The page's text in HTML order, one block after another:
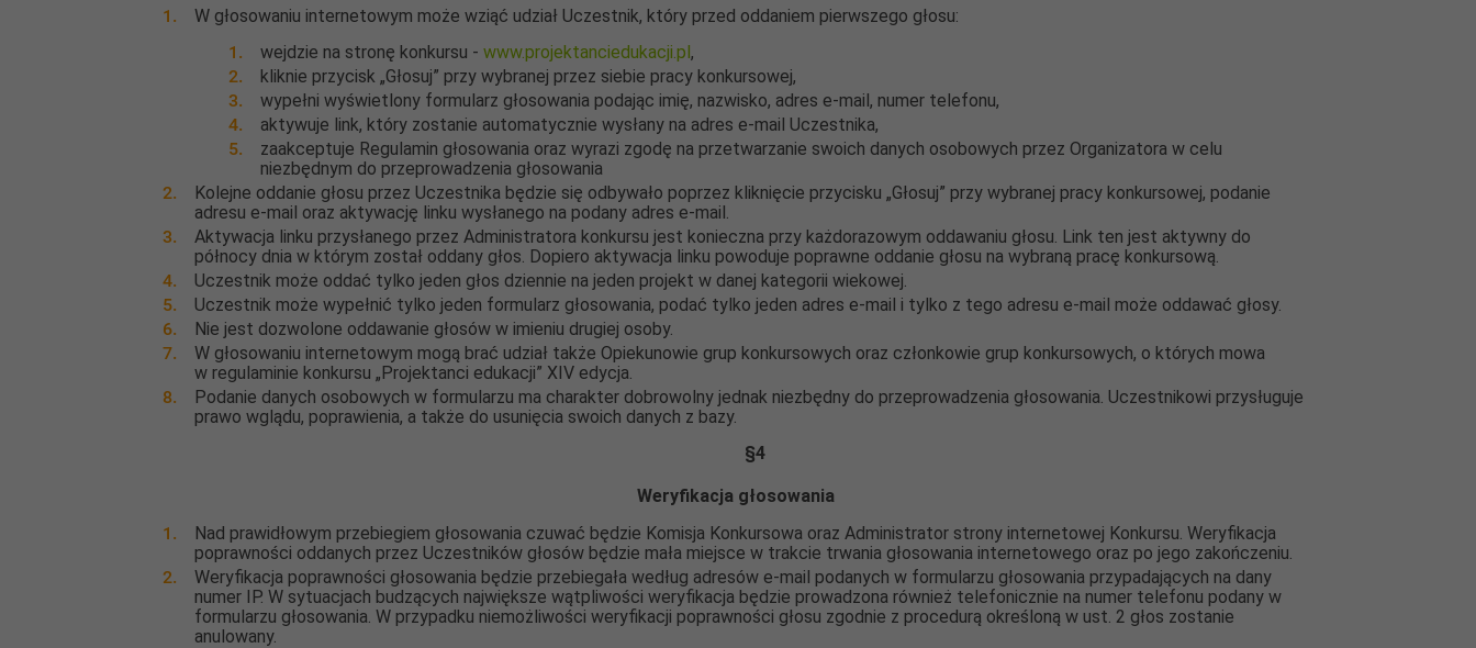
W głosowaniu internetowym może wziąć udział Uczestnik, który przed oddaniem pierwszego głosu:
wejdzie na stronę konkursu - www.projektanciedukacji.pl,
kliknie przycisk „Głosuj” przy wybranej przez siebie pracy konkursowej,
wypełni wyświetlony formularz głosowania podając imię, nazwisko, adres e-mail, numer telefonu,
aktywuje link, który zostanie automatycznie wysłany na adres e-mail Uczestnika,
zaakceptuje Regulamin głosowania oraz wyrazi zgodę na przetwarzanie swoich danych osobowych przez Organizatora w celu
niezbędnym do przeprowadzenia głosowania
Kolejne oddanie głosu przez Uczestnika będzie się odbywało poprzez kliknięcie przycisku „Głosuj” przy wybranej pracy konkursowej, podanie
adresu e-mail oraz aktywację linku wysłanego na podany adres e-mail.
Aktywacja linku przysłanego przez Administratora konkursu jest konieczna przy każdorazowym oddawaniu głosu. Link ten jest aktywny do
północy dnia w którym został oddany głos. Dopiero aktywacja linku powoduje poprawne oddanie głosu na wybraną pracę konkursową.
Uczestnik może oddać tylko jeden głos dziennie na jeden projekt w danej kategorii wiekowej.
Uczestnik może wypełnić tylko jeden formularz głosowania, podać tylko jeden adres e-mail i tylko z tego adresu e-mail może oddawać głosy.
Nie jest dozwolone oddawanie głosów w imieniu drugiej osoby.
W głosowaniu internetowym mogą brać udział także Opiekunowie grup konkursowych oraz członkowie grup konkursowych, o których mowa
w regulaminie konkursu „Projektanci edukacji” XIV edycja.
Podanie danych osobowych w formularzu ma charakter dobrowolny jednak niezbędny do przeprowadzenia głosowania. Uczestnikowi przysługuje
prawo wglądu, poprawienia, a także do usunięcia swoich danych z bazy.
§4
Weryfikacja głosowania
Nad prawidłowym przebiegiem głosowania czuwać będzie Komisja Konkursowa oraz Administrator strony internetowej Konkursu. Weryfikacja
poprawności oddanych przez Uczestników głosów będzie mała miejsce w trakcie trwania głosowania internetowego oraz po jego zakończeniu.
Weryfikacja poprawności głosowania będzie przebiegała według adresów e-mail podanych w formularzu głosowania przypadających na dany
numer IP. W sytuacjach budzących największe wątpliwości weryfikacja będzie prowadzona również telefonicznie na numer telefonu podany w
formularzu głosowania. W przypadku niemożliwości weryfikacji poprawności głosu zgodnie z procedurą określoną w ust. 2 głos zostanie
anulowany.